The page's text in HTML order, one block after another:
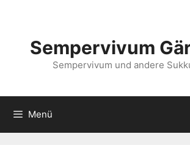
Sempervivum
Sempervivum und andere
Menü